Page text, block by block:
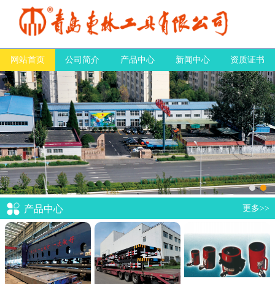
网站首页 公司简介 产品中心 新闻中心 资质证书
产品中心 更多>>